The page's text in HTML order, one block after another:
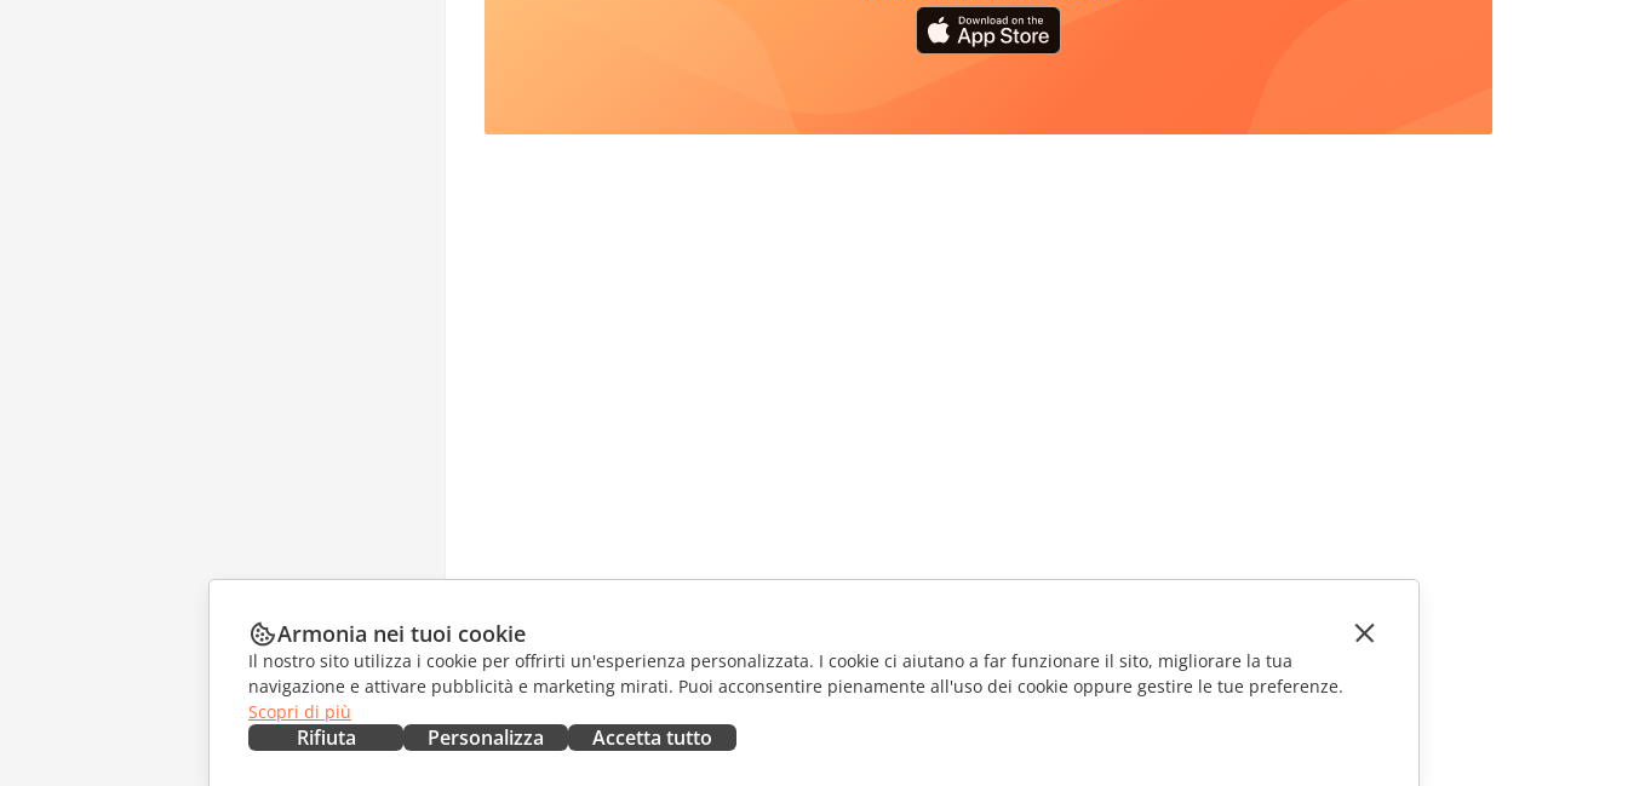
Armonia nei tuoi cookie
Il nostro sito utilizza i cookie per offrirti un'esperienza personalizzata. I cookie ci aiutano a far funzionare il sito, migliorare la tua
navigazione e attivare pubblicità e marketing mirati. Puoi acconsentire pienamente all'uso dei cookie oppure gestire le tue preferenze.
Scopri di più
Rifiuta Personalizza Accetta tutto